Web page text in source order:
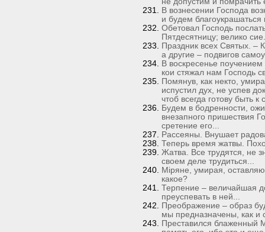
В вознесении Господа
и будем
Обетовал Господь
Пятдесятницу; велико
Праздник всех Святых. –
а другие – подвигов
В воскресенье
кои стяжал нам Господь
Помянув, как некто,
испустил дух, не успев
чтоб всегда готову быть к
Будем в бодренности,
внезапного пришествия
сретение его...
Рассеяны. Внушает
Теперь время жатвы.
Жатва. Все трудятся, не
своем деле трудиться...
Мiряне, умирая,
какое?
Терпение – величайшая
преуспевать в ней...
Преображение – образ
мы предназначены, как и
Преставился блаженный